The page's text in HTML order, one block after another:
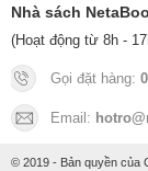
Nhà sách
(Hoạt động từ 8h -
Gọi đặt hàng:
Email:
© 2019 - Bản quyền của